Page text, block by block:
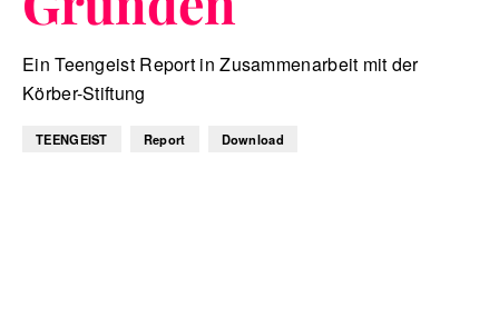
Ein Teengeist Report in Zusammenarbeit mit der
Körber-Stiftung
TEENGEIST Report Download